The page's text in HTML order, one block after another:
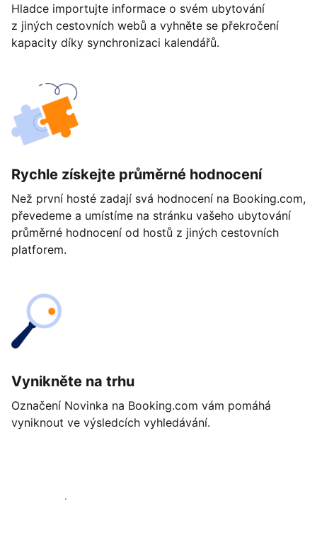
Hladce importujte informace o svém ubytování
z jiných cestovních webů a vyhněte se překročení
kapacity díky synchronizaci kalendářů.
Rychle získejte průměrné hodnocení
Než první hosté zadají svá hodnocení na Booking.com,
převedeme a umístíme na stránku vašeho ubytování
průměrné hodnocení od hostů z jiných cestovních
platforem.
Vynikněte na trhu
Označení Novinka na Booking.com vám pomáhá
vyniknout ve výsledcích vyhledávání.
Začít ještě dnes